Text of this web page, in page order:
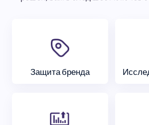
Защита бренда